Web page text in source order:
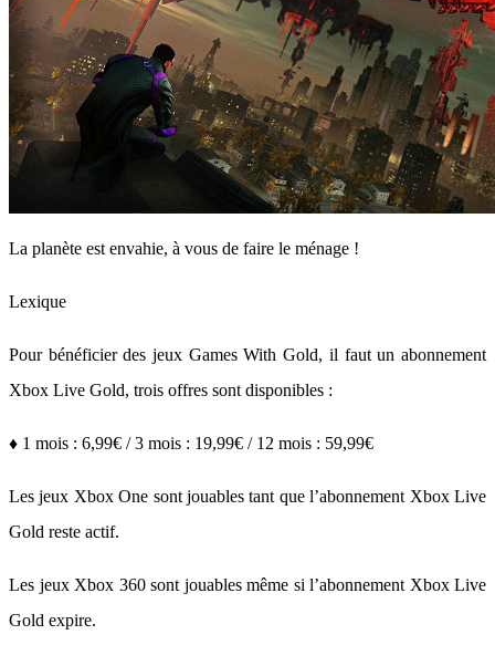
La planète est envahie, à vous de faire le ménage !
Lexique
Pour bénéficier des jeux Games With Gold, il faut un abonnement
Xbox Live Gold, trois offres sont disponibles :
♦ 1 mois : 6,99€ / 3 mois : 19,99€ / 12 mois : 59,99€
Les jeux Xbox One sont jouables tant que l’abonnement Xbox Live
Gold reste actif.
Les jeux Xbox 360 sont jouables même si l’abonnement Xbox Live
Gold expire.